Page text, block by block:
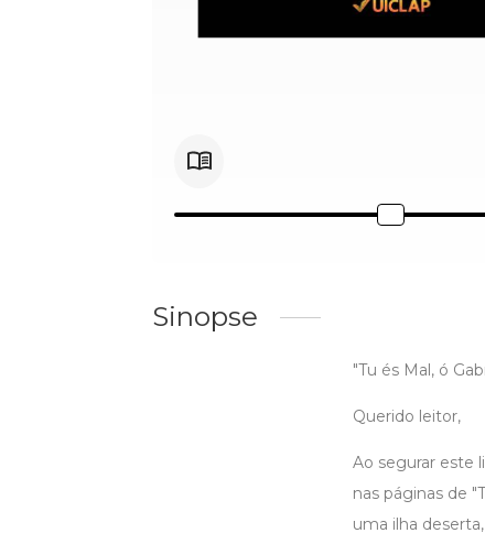
Sinopse
"Tu és Mal, ó
Querido leitor,
Ao segurar este
nas páginas de
uma ilha